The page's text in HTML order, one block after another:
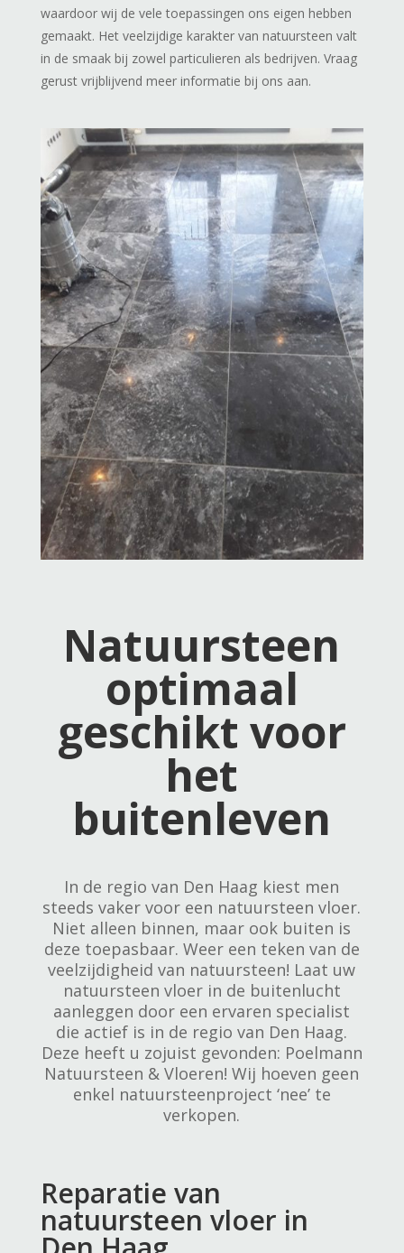
waardoor wij de vele toepassingen ons eigen hebben
gemaakt. Het veelzijdige karakter van natuursteen valt
in de smaak bij zowel particulieren als bedrijven. Vraag
gerust vrijblijvend meer informatie bij ons aan.
Natuursteen
optimaal
geschikt voor
het
buitenleven
In de regio van Den Haag kiest men
steeds vaker voor een natuursteen vloer.
Niet alleen binnen, maar ook buiten is
deze toepasbaar. Weer een teken van de
veelzijdigheid van natuursteen! Laat uw
natuursteen vloer in de buitenlucht
aanleggen door een ervaren specialist
die actief is in de regio van Den Haag.
Deze heeft u zojuist gevonden: Poelmann
Natuursteen & Vloeren! Wij hoeven geen
enkel natuursteenproject ‘nee’ te
verkopen.
Reparatie van
natuursteen vloer in